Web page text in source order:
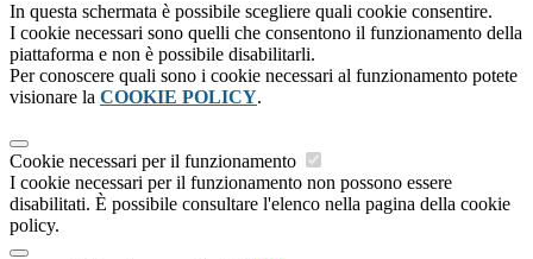
In questa schermata è possibile scegliere quali cookie consentire.
I cookie necessari sono quelli che consentono il funzionamento della
piattaforma e non è possibile disabilitarli.
Per conoscere quali sono i cookie necessari al funzionamento potete
visionare la COOKIE POLICY.
Cookie necessari per il funzionamento
I cookie necessari per il funzionamento non possono essere
disabilitati. È possibile consultare l'elenco nella pagina della cookie
policy.